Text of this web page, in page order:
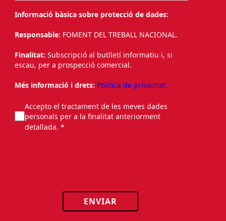
Informació bàsica sobre protecció de dades:
Responsable: FOMENT DEL TREBALL NACIONAL.
Finalitat: Subscripció al butlletí informatiu i, si
escau, per a prospecció comercial.
Més informació i drets: Política de privacitat.
Accepto el tractament de les meves dades
personals per a la finalitat anteriorment
detallada. *
ENVIAR